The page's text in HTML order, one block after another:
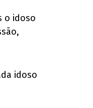
o idoso
idoso